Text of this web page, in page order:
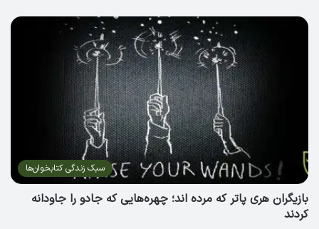
سبک زندگی کتابخوان‌ها
بازیگران هری پاتر که مرده اند؛ چهره‌هایی که جادو را جاودانه
کردند